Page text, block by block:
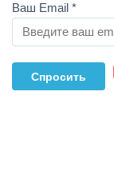
Ваш Email *